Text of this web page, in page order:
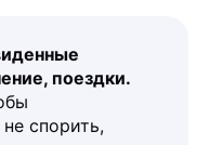
поездки.
спорить,